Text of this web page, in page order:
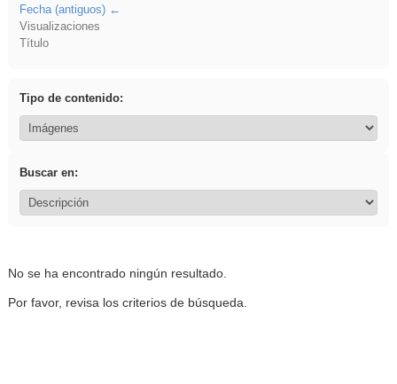
Fecha (antiguos)
Visualizaciones
Título
Tipo de contenido:
Buscar en:
No se ha encontrado ningún resultado.
Por favor, revisa los criterios de búsqueda.